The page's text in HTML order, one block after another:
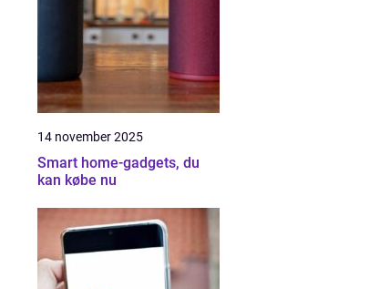
14 november 2025
Smart home-gadgets, du
kan købe nu